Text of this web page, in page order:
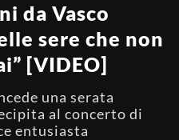
da Vasco
sere che non
[VIDEO]
una serata
al concerto di
entusiasta